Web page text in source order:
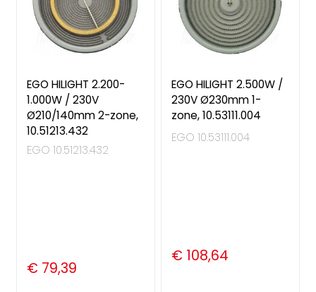
EGO HILIGHT 2.200-
1.000W / 230V
Ø210/140mm 2-zone,
10.51213.432
EGO 10.51213.432
€ 79,39
EGO HILIGHT 2.500W /
230V Ø230mm 1-
zone, 10.53111.004
EGO 10.53111.004
€ 108,64